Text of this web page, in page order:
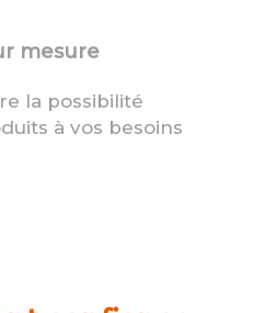
mesure
la possibilité
à vos besoins